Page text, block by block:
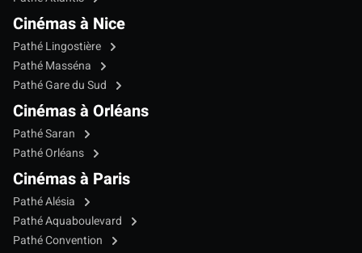
Cinémas à Nice
Pathé Lingostière
Pathé Masséna
Pathé Gare du Sud
Cinémas à Orléans
Pathé Saran
Pathé Orléans
Cinémas à Paris
Pathé Alésia
Pathé Aquaboulevard
Pathé Convention